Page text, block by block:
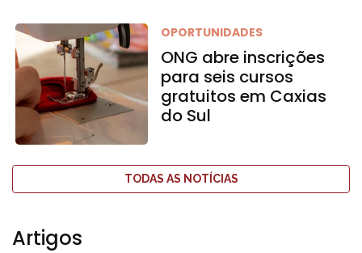
OPORTUNIDADES
ONG abre inscrições
para seis cursos
gratuitos em Caxias
do Sul
TODAS AS NOTÍCIAS
Artigos